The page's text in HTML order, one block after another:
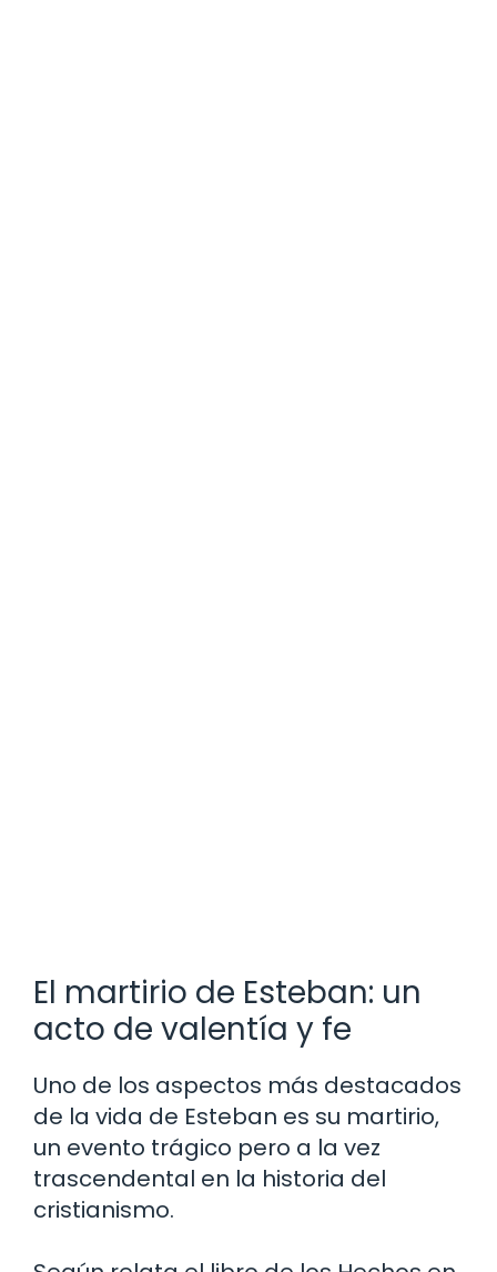
El martirio de Esteban: un
acto de valentía y fe
Uno de los aspectos más destacados
de la vida de Esteban es su martirio,
un evento trágico pero a la vez
trascendental en la historia del
cristianismo.